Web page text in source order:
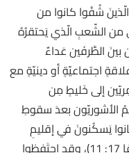
شُفُوا كانوا من
من الشّعبِ الّذي يَحتقرُهُ
بينَ الطَّرفَين عَداءٌ
اجتماعيّةٍ أو دينيّةٍ مع
السّامِريّين إلى خَليطٍ مِن
بهمُ الأشوريّون بعدَ سقوطِ
(2 ملوك 17: 24). وكانوا يَسكُنونَ في إقليمِ
السّامِرَة، الواقعِ في وَسطِ فلسطين (لوقا 17: 11)، وقد احتَفِظوا